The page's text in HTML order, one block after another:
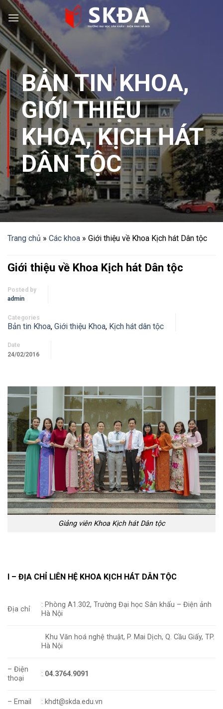
Skip
to
content
BẢN TIN KHOA,
GIỚI THIỆU
KHOA,KỊCH HÁT
DÂN TỘC
Trang chủ » Các khoa » Giới thiệu về Khoa Kịch hát Dân tộc
Giới thiệu về Khoa Kịch hát Dân tộc
Posted by
admin
Categories
Bản tin Khoa, Giới thiệu Khoa, Kịch hát dân tộc
Date
24/02/2016
Giảng viên Khoa Kịch hát Dân tộc
I – ĐỊA CHỈ LIÊN HỆ KHOA KỊCH HÁT DÂN TỘC
Địa chỉ
: Phòng A1.302, Trường Đại học Sân khấu – Điện ảnh
Hà Nội
Khu Văn hoá nghệ thuật, P. Mai Dịch, Q. Cầu Giấy, TP.
Hà Nội
– Điện
thoại
: 04.3764.9091
– Email : khdt@skda.edu.vn